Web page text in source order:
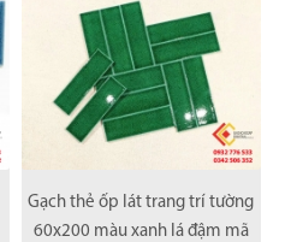
Gạch thẻ ốp lát trang trí tường
60x200 màu xanh lá đậm mã